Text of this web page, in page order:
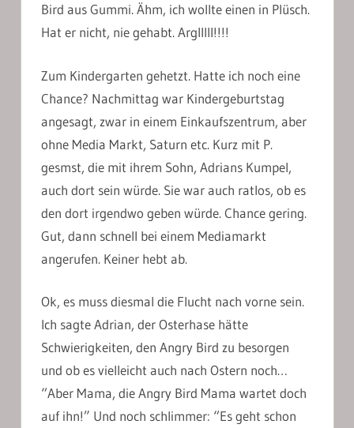
Bird aus Gummi. Ähm, ich wollte einen in Plüsch.
Hat er nicht, nie gehabt. Arglllll!!!!
Zum Kindergarten gehetzt. Hatte ich noch eine
Chance? Nachmittag war Kindergeburtstag
angesagt, zwar in einem Einkaufszentrum, aber
ohne Media Markt, Saturn etc. Kurz mit P.
gesmst, die mit ihrem Sohn, Adrians Kumpel,
auch dort sein würde. Sie war auch ratlos, ob es
den dort irgendwo geben würde. Chance gering.
Gut, dann schnell bei einem Mediamarkt
angerufen. Keiner hebt ab.
Ok, es muss diesmal die Flucht nach vorne sein.
Ich sagte Adrian, der Osterhase hätte
Schwierigkeiten, den Angry Bird zu besorgen
und ob es vielleicht auch nach Ostern noch…
“Aber Mama, die Angry Bird Mama wartet doch
auf ihn!” Und noch schlimmer: “Es geht schon